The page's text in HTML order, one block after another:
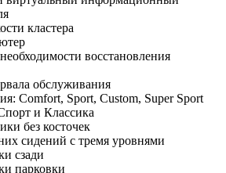
кластера
восстановления
обслуживания
Comfort, Sport, Custom, Super Sport
и Классика
без косточек
сидений с тремя уровнями
сзади
парковки